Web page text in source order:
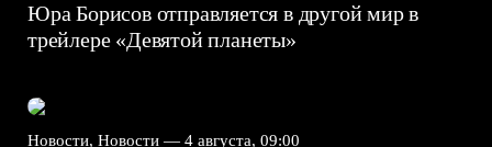
Юра Борисов отправляется в другой мир в
трейлере «Девятой планеты»
Новости, Новости — 4 августа, 09:00